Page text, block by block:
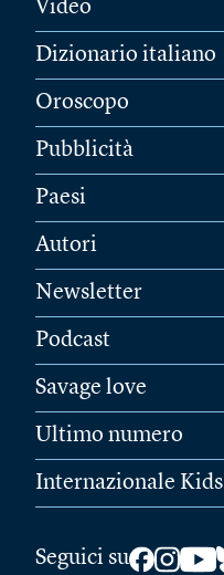
Video
Dizionario italiano
Oroscopo
Pubblicità
Paesi
Autori
Newsletter
Podcast
Savage love
Ultimo numero
Internazionale Kids
Seguici su